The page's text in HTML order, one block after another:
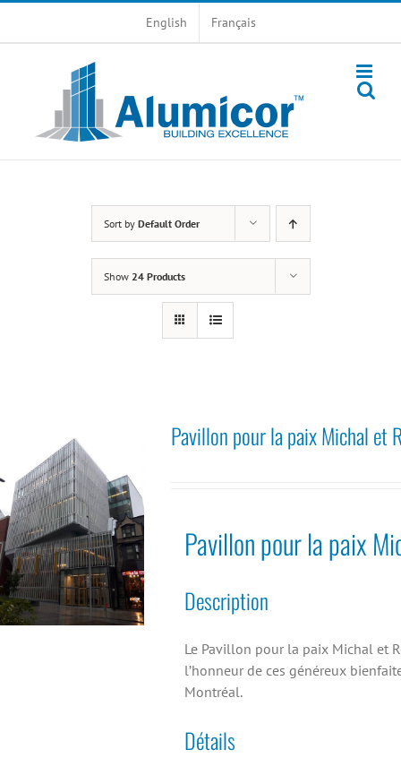
English Français
Sort by Default Order
Show 24 Products
Pavillon pour la paix Michal et
Pavillon pour la paix
Description
Le Pavillon pour la paix Michal et
l’honneur de ces généreux
Montréal.
Détails